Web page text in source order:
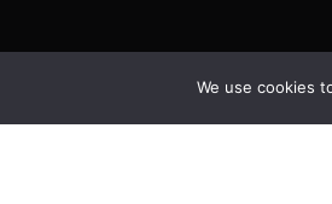
We use cookies